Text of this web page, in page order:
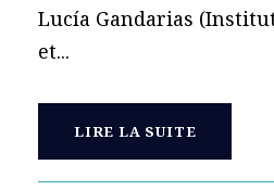
Lucía Gandarias
et...
LIRE LA SUITE